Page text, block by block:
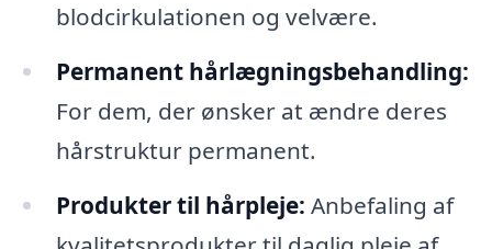
blodcirkulationen og velvære.
Permanent hårlægningsbehandling:
For dem, der ønsker at ændre deres
hårstruktur permanent.
Produkter til hårpleje: Anbefaling af